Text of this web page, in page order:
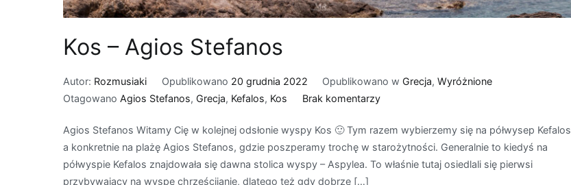
Kos – Agios Stefanos
Autor: Rozmusiaki Opublikowano 20 grudnia 2022 Opublikowano wGrecja,Wyróżnione
Otagowano Agios Stefanos, Grecja, Kefalos, Kos Brak komentarzydo
–
Agios
Stefanos
Agios Stefanos Witamy Cię w kolejnej odsłonie wyspy Kos 🙂 Tym razem wybierzemy się na półwysep
a konkretnie na plażę Agios Stefanos, gdzie poszperamy trochę w starożytności. Generalnie to kiedyś na
półwyspie Kefalos znajdowała się dawna stolica wyspy – Aspylea. To właśnie tutaj osiedlali się pierwsi
przybywający na wyspę chrześcijanie, dlatego też gdy dobrze […]